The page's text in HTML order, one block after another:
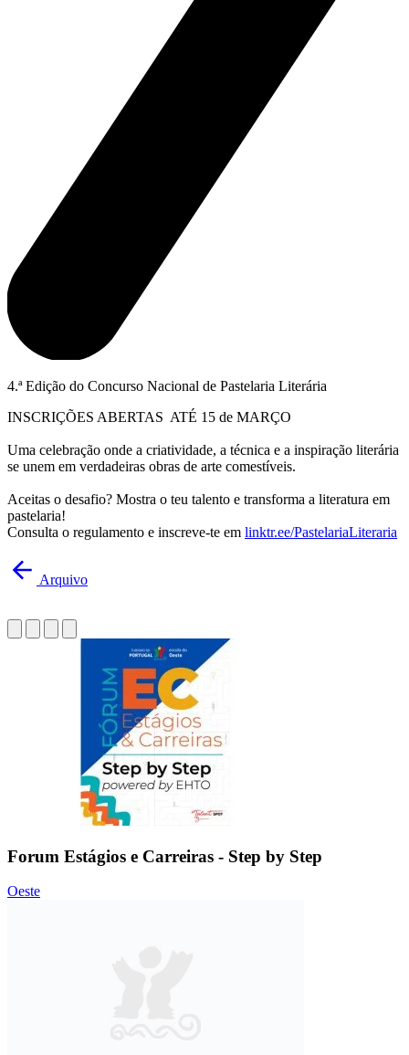
4.ª Edição do Concurso Nacional de Pastelaria Literária
INSCRIÇÕES ABERTAS ATÉ 15 de MARÇO
Uma celebração onde a criatividade, a técnica e a inspiração literária
se unem em verdadeiras obras de arte comestíveis.
Aceitas o desafio? Mostra o teu talento e transforma a literatura em
pastelaria!
Consulta o regulamento e inscreve-te em linktr.ee/PastelariaLiteraria
Arquivo
Forum Estágios e Carreiras - Step by Step
Oeste